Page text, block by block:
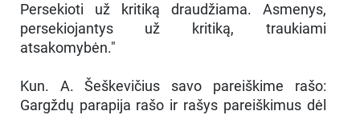
Persekioti už kritiką draudžiama. Asmenys,
persekiojantys už kritiką, traukiami
atsakomybėn."
Kun. A. Šeškevičius savo pareiškime rašo:
Gargždų parapija rašo ir rašys pareiškimus dėl